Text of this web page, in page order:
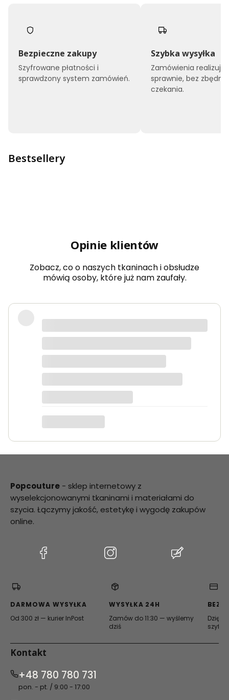
Bezpieczne zakupy
Szyfrowane płatności i
sprawdzony system zamówień.
Szybka wysyłka
Zamówienia
sprawnie, bez
czekania.
Bestsellery
Opinie klientów
Zobacz, co o naszych tkaninach i obsłudze
mówią osoby, które już nam zaufały.
Bardzo dobra jakość tkanin, kolory
dokładnie takie jak na zdjęciach.
Zamówienie przyszło szybko i było
Anna K.
Popcouture - sklep internetowy z
wyselekcjonowanymi tkaninami i materiałami do
szycia. Łączymy jakość, estetykę i wygodę zakupów
online.
(Otwiera
nowej
(Otwiera
DARMOWA WYSYŁKA
Od 300 zł — kurier InPost
WYSYŁKA 24H
Zamów do 11:30 — wyślemy
dziś
Dzięki
Kontakt
+48 780 780 731
pon. - pt. / 9:00 - 17:00